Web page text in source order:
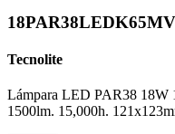
Tecnolite
Lámpara LED PAR38 18W
1500lm. 15,000h.